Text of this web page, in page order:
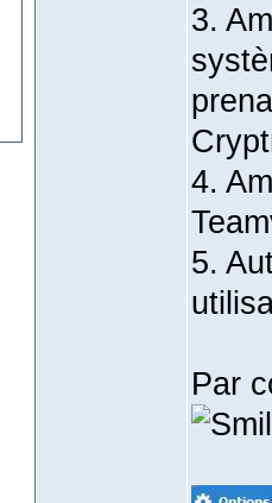
‎3.
‎4.
‎5.
Par